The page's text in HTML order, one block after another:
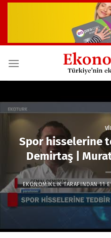
Spor hisselerine
Demirtaş |
EKONOMIKLIKTARAFINDAN 11